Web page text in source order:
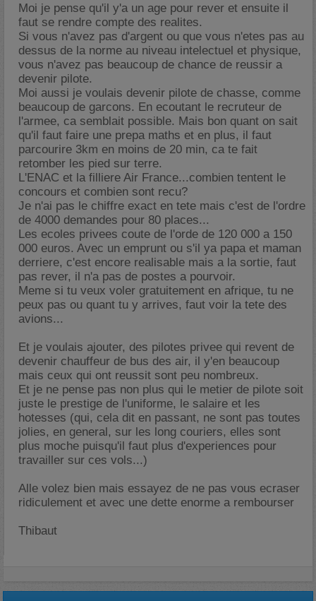
Moi je pense qu'il y'a un age pour rever et ensuite il
faut se rendre compte des realites.
Si vous n'avez pas d'argent ou que vous n'etes pas au
dessus de la norme au niveau intelectuel et physique,
vous n'avez pas beaucoup de chance de reussir a
devenir pilote.
Moi aussi je voulais devenir pilote de chasse, comme
beaucoup de garcons. En ecoutant le recruteur de
l'armee, ca semblait possible. Mais bon quant on sait
qu'il faut faire une prepa maths et en plus, il faut
parcourire 3km en moins de 20 min, ca te fait
retomber les pied sur terre.
L'ENAC et la filliere Air France...combien tentent le
concours et combien sont recu?
Je n'ai pas le chiffre exact en tete mais c'est de l'ordre
de 4000 demandes pour 80 places...
Les ecoles privees coute de l'orde de 120 000 a 150
000 euros. Avec un emprunt ou s'il ya papa et maman
derriere, c'est encore realisable mais a la sortie, faut
pas rever, il n'a pas de postes a pourvoir.
Meme si tu veux voler gratuitement en afrique, tu ne
peux pas ou quant tu y arrives, faut voir la tete des
avions...
Et je voulais ajouter, des pilotes privee qui revent de
devenir chauffeur de bus des air, il y'en beaucoup
mais ceux qui ont reussit sont peu nombreux.
Et je ne pense pas non plus qui le metier de pilote soit
juste le prestige de l'uniforme, le salaire et les
hotesses (qui, cela dit en passant, ne sont pas toutes
jolies, en general, sur les long couriers, elles sont
plus moche puisqu'il faut plus d'experiences pour
travailler sur ces vols...)
Alle volez bien mais essayez de ne pas vous ecraser
ridiculement et avec une dette enorme a rembourser
Thibaut